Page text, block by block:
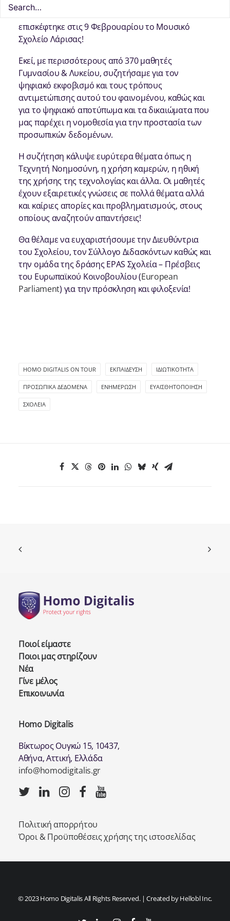
μαθητών, το μέλος μας Αναστάσιος Αραμπατζής
επισκέφτηκε στις 9 Φεβρουαρίου το Μουσικό
Σχολείο Λάρισας!
Εκεί, με περισσότερους από 370 μαθητές
Γυμνασίου & Λυκείου, συζητήσαμε για τον
ψηφιακό εκφοβισμό και τους τρόπους
αντιμετώπισης αυτού του φαινομένου, καθώς και
για το ψηφιακό αποτύπωμα και τα δικαιώματα που
μας παρέχει η νομοθεσία για την προστασία των
προσωπικών δεδομένων.
Η συζήτηση κάλυψε ευρύτερα θέματα όπως η
Τεχνητή Νοημοσύνη, η χρήση καμερών, η ηθική
της χρήσης της τεχνολογίας και άλλα. Οι μαθητές
έχουν εξαιρετικές γνώσεις σε πολλά θέματα αλλά
και καίριες απορίες και προβληματισμούς, στους
οποίους αναζητούν απαντήσεις!
Θα θέλαμε να ευχαριστήσουμε την Διευθύντρια
του Σχολείου, τον Σύλλογο Διδασκόντων καθώς και
την ομάδα της δράσης EPAS Σχολεία – Πρέσβεις
του Ευρωπαϊκού Κοινοβουλίου (European
Parliament) για την πρόσκληση και φιλοξενία!
HOMO DIGITALIS ON TOUR ΕΚΠΑΊΔΕΥΣΗ ΙΔΙΩΤΙΚΌΤΗΤΑ
ΠΡΟΣΩΠΙΚΆ ΔΕΔΟΜΈΝΑ ΕΝΗΜΈΡΩΣΗ ΕΥΑΙΣΘΗΤΟΠΟΊΗΣΗ
ΣΧΟΛΕΊΑ
Ποιοί είμαστε
Ποιοι μας στηρίζουν
Νέα
Γίνε μέλος
Επικοινωνία
Homo Digitalis
Βίκτωρος Ουγκώ 15, 10437,
Αθήνα, Αττική, Ελλάδα
info@homodigitalis.gr
Πολιτική απορρήτου
Όροι & Προϋποθέσεις χρήσης της ιστοσελίδας
© 2023 Homo Digitalis All Rights Reserved. | Created byHellobl Inc.